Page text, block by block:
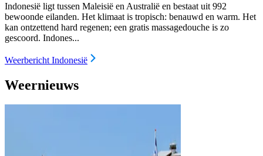
Indonesië ligt tussen Maleisië en Australië en bestaat uit 992
bewoonde eilanden. Het klimaat is tropisch: benauwd en warm. Het
kan ontzettend hard regenen; een gratis massagedouche is zo
gescoord. Indones...
Weerbericht Indonesië
Weernieuws